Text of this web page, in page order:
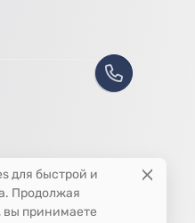
для быстрой и
Продолжая
вы принимаете